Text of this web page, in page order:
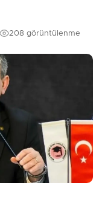
208 görüntülenme